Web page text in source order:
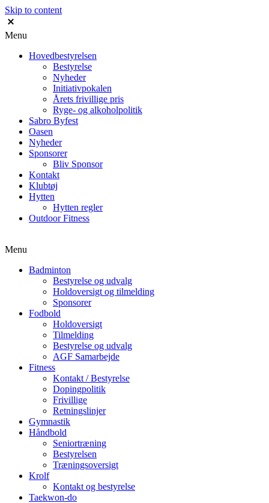
Skip to content
Menu
Hovedbestyrelsen
Bestyrelse
Nyheder
Initiativpokalen
Årets frivillige pris
Ryge- og alkoholpolitik
Sabro Byfest
Oasen
Nyheder
Sponsorer
Bliv Sponsor
Kontakt
Klubtøj
Hytten
Hytten regler
Outdoor Fitness
Menu
Badminton
Bestyrelse og udvalg
Holdoversigt og tilmelding
Sponsorer
Fodbold
Holdoversigt
Tilmelding
Bestyrelse og udvalg
AGF Samarbejde
Fitness
Kontakt / Bestyrelse
Dopingpolitik
Frivillige
Retningslinjer
Gymnastik
Håndbold
Seniortræning
Bestyrelsen
Træningsoversigt
Krolf
Kontakt og bestyrelse
Taekwon-do